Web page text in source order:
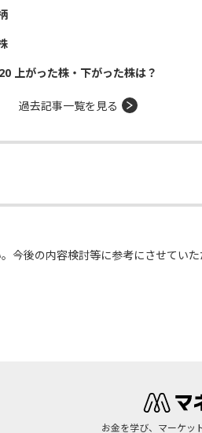
上がった株・下がった株は？
過去記事一覧を見る
今後の内容検討等に参考にさせていた
お金を学び、マーケッ